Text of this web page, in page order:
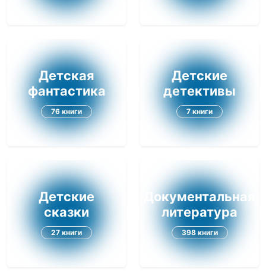
Детская
фантастика
76 книги
Детские
детективы
7 книги
Детские
сказки
27 книги
Документальная
литература
398 книги